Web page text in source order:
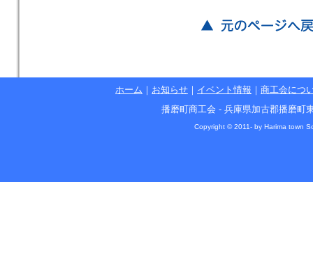
ホーム ｜ お知らせ ｜ イベント情報 ｜ 商工会につ
播磨町商工会 - 兵庫県加古郡播磨町
Copyright © 2011- by Harima town